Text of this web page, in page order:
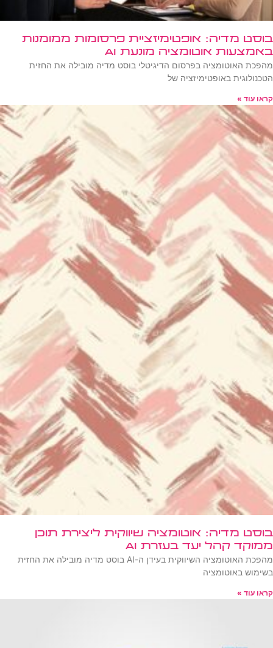
בוסט מדיה: אופטימיזציית פרסומות ממומנות
באמצעות אוטומציה מונעת AI
מהפכת האוטומציה בפרסום הדיגיטלי בוסט מדיה מובילה את החזית
הטכנולוגית באופטימיזציה של
קראו עוד »
בוסט מדיה: אוטומציה שיווקית ליצירת תוכן
ממוקד קהל יעד בעזרת AI
מהפכת האוטומציה השיווקית בעידן ה-AI בוסט מדיה מובילה את החזית
בשימוש באוטומציה
קראו עוד »